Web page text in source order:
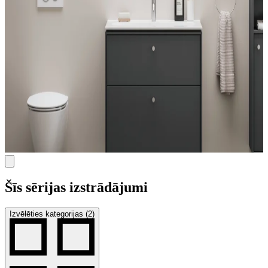
Šīs sērijas izstrādājumi
Izvēlēties kategorijas (2)